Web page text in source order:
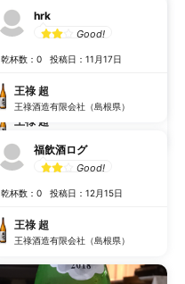
久し振りの王祿 重厚な味わい
は、他の酒では味わえない。 こ
ていない。
乾杯数：3
王祿 超
hrk
Good!
乾杯数：0 投稿日：11月17日
王祿 超
王祿酒造有限会社（島根県）
福飲酒ログ
Good!
乾杯数：0 投稿日：12月15日
王祿 超
王祿酒造有限会社（島根県）